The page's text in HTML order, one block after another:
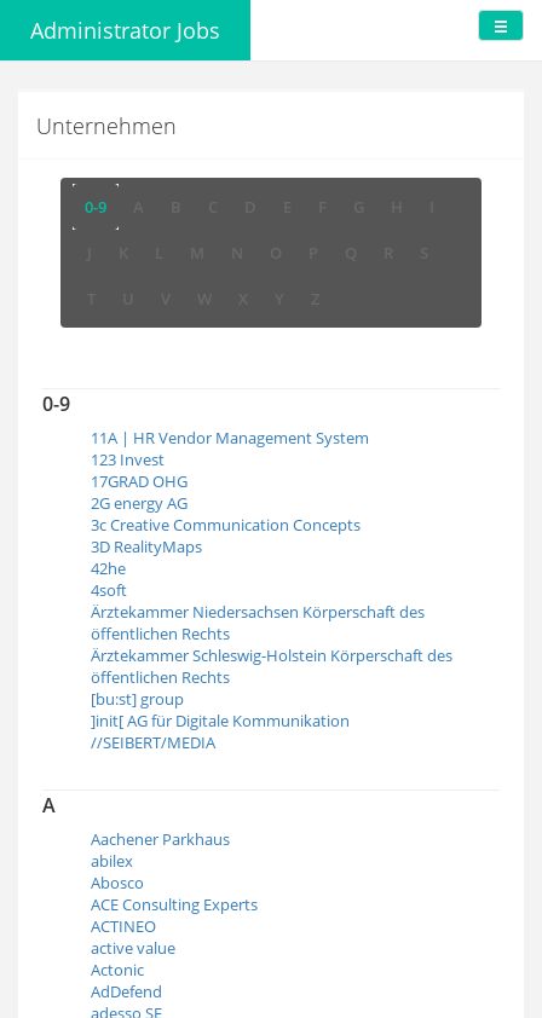
Administrator Jobs
Unternehmen
0-9
O P Q
Z
0-9
11A | HR Vendor Management System
123 Invest
17GRAD OHG
2G energy AG
3c Creative Communication Concepts
3D RealityMaps
42he
4soft
Ärztekammer Niedersachsen Körperschaft des
öffentlichen Rechts
Ärztekammer Schleswig-Holstein Körperschaft des
öffentlichen Rechts
[bu:st] group
]init[ AG für Digitale Kommunikation
//SEIBERT/MEDIA
A
Aachener Parkhaus
abilex
Abosco
ACE Consulting Experts
ACTINEO
active value
Actonic
AdDefend
adesso SE